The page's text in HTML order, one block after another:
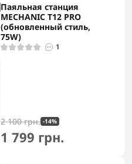
Паяльная станция
MECHANIC T12 PRO
(обновленный стиль,
75W)
1
2 100 грн. -14%
1 799 грн.